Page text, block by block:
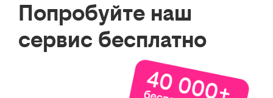
Попробуйте наш
сервис бесплатно